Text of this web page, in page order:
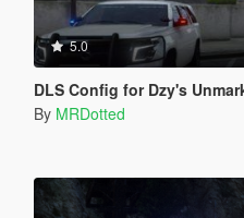
5.0
DLS Config for Dzy's
By MRDotted